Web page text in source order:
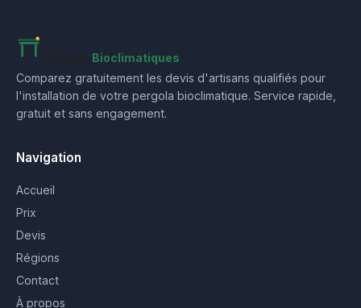
Bioclimatiques
Comparez gratuitement les devis d'artisans qualifiés pour
l'installation de votre pergola bioclimatique. Service rapide,
gratuit et sans engagement.
Navigation
Accueil
Prix
Devis
Régions
Contact
À propos